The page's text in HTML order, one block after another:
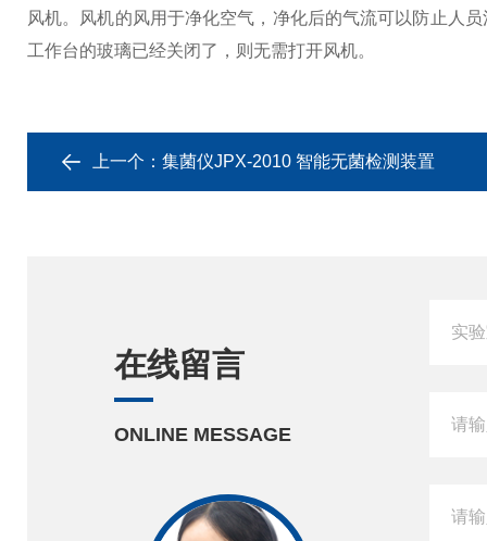
风机。风机的风用于净化空气，净化后的气流可以防止人
工作台的玻璃已经关闭了，则无需打开风机。
上一个： 集菌仪JPX-2010 智能无菌检测装置
在线留言
ONLINE MESSAGE